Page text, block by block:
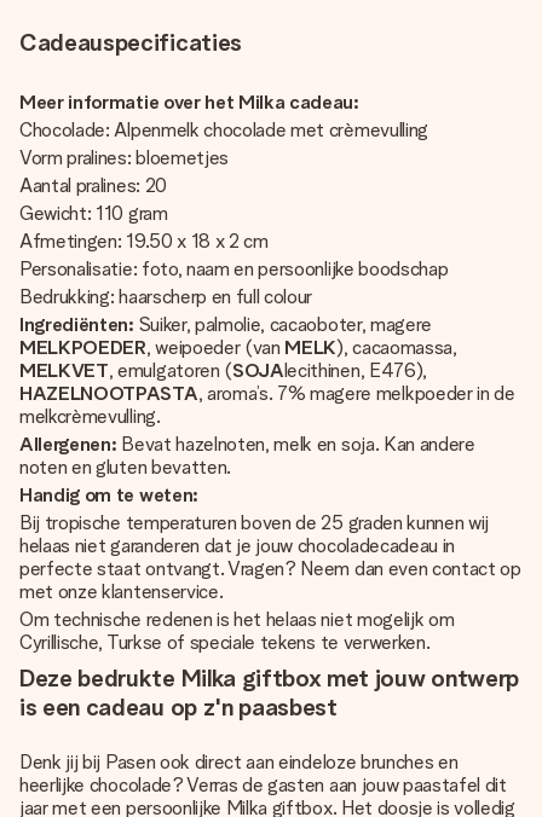
Cadeauspecificaties
Meer informatie over het Milka cadeau:
Chocolade: Alpenmelk chocolade met crèmevulling
Vorm pralines: bloemetjes
Aantal pralines: 20
Gewicht: 110 gram
Afmetingen: 19.50 x 18 x 2 cm
Personalisatie: foto, naam en persoonlijke boodschap
Bedrukking: haarscherp en full colour
Ingrediënten: Suiker, palmolie, cacaoboter, magere
MELKPOEDER, weipoeder (van MELK), cacaomassa,
MELKVET, emulgatoren (SOJAlecithinen, E476),
HAZELNOOTPASTA, aroma’s. 7% magere melkpoeder in de
melkcrèmevulling.
Allergenen: Bevat hazelnoten, melk en soja. Kan andere
noten en gluten bevatten.
Handig om te weten:
Bij tropische temperaturen boven de 25 graden kunnen wij
helaas niet garanderen dat je jouw chocoladecadeau in
perfecte staat ontvangt. Vragen? Neem dan even contact op
met onze klantenservice.
Om technische redenen is het helaas niet mogelijk om
Cyrillische, Turkse of speciale tekens te verwerken.
Deze bedrukte Milka giftbox met jouw ontwerp
is een cadeau op z'n paasbest
Denk jij bij Pasen ook direct aan eindeloze brunches en
heerlijke chocolade? Verras de gasten aan jouw paastafel dit
jaar met een persoonlijke Milka giftbox. Het doosje is volledig